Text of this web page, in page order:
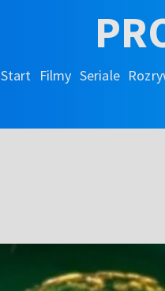
Start Filmy Seriale